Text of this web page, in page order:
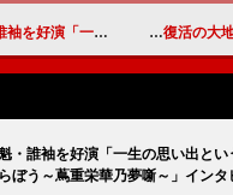
ラマ「べらぼう～蔦重栄華乃夢噺～」インタビュー】 吉川愛「恐竜を目の前にして、登場人物の人間性が見え
誰袖を好演「一生の思い出とい
ぼう～蔦重栄華乃夢噺～」インタ